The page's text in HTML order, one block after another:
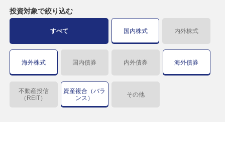
投資対象で絞り込む
すべて 国内株式 内外株式
海外株式 国内債券 内外債券 海外債券
不動産投信
（REIT）
資産複合（バラ
ンス）
その他